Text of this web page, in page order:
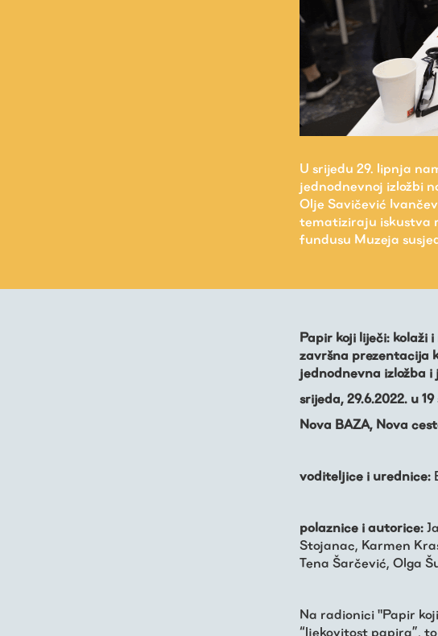
Virtualni program
U srijedu 29. lipnja
jednodnevnoj izložbi
Olje Savičević
tematiziraju iskustva
fundusu Muzeja
Papir koji liječi: kolaži
završna prezentacija
jednodnevna izložba
srijeda, 29.6.2022. u
Nova BAZA, Nova
voditeljice i urednice:
polaznice i autorice:
Stojanac, Karmen
Tena Šarčević, Olga
Na radionici "Papir
“ljekovitost papira”,